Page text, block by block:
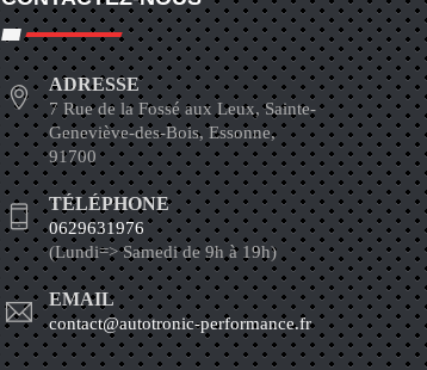
ADRESSE
7 Rue de la Fossé aux Leux, Sainte-
Geneviève-des-Bois, Essonne,
91700
TÉLÉPHONE
0629631976
(Lundi=> Samedi de 9h à 19h)
EMAIL
contact@autotronic-performance.fr